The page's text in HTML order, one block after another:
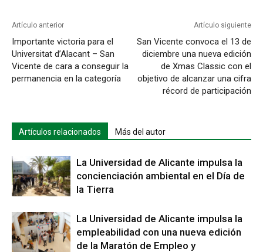
Artículo anterior
Importante victoria para el
Universitat d’Alacant – San
Vicente de cara a conseguir la
permanencia en la categoría
Artículo siguiente
San Vicente convoca el 13 de
diciembre una nueva edición
de Xmas Classic con el
objetivo de alcanzar una cifra
récord de participación
Artículos relacionados Más del autor
La Universidad de Alicante impulsa la
concienciación ambiental en el Día de
la Tierra
La Universidad de Alicante impulsa la
empleabilidad con una nueva edición
de la Maratón de Empleo y